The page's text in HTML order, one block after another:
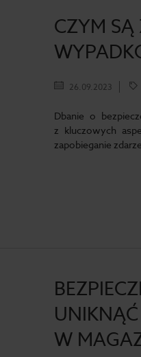
CZYM SĄ
26.09.2023
Dbanie o
z kluczowych
zapobieganie
W